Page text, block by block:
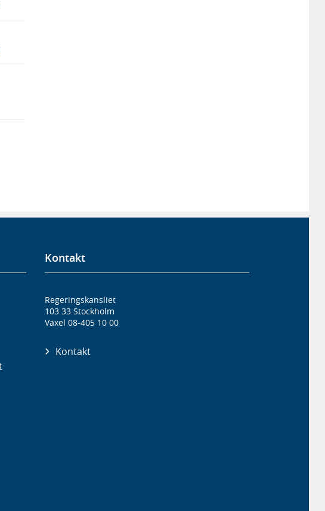
Kontakt
Regeringskansliet
103 33 Stockholm
Växel 08-405 10 00
Kontakt